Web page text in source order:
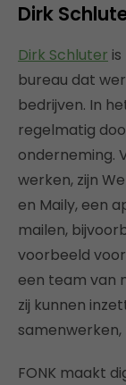
Dirk
Dirk Schluter
bureau dat
bedrijven. In
regelmatig
onderneming.
werken, zijn
en Maily, een
mailen,
voorbeeld voor
een team van
zij kunnen
samenwerken,
FONK maakt